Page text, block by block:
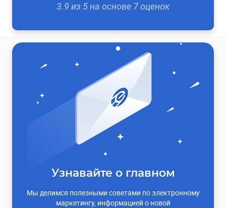
3.9 из 5на основе 7оценок
Узнавайте о главном
Мы делимся полезными советами по электронному
маркетингу, информацией о новой